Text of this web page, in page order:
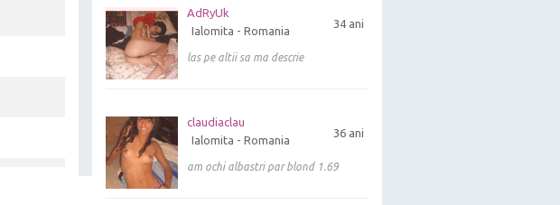
AdRyUk
34 ani
Ialomita - Romania
las pe altii sa ma descrie
claudiaclau
36 ani
Ialomita - Romania
am ochi albastri par blond 1.69